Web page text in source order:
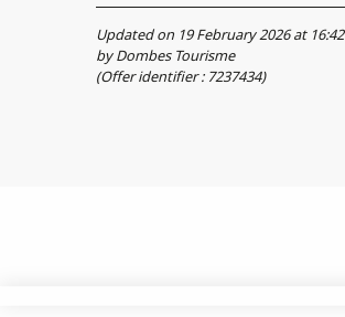
Updated on 19 February 2026 at 16:42
by Dombes Tourisme
(Offer identifier : 7237434)